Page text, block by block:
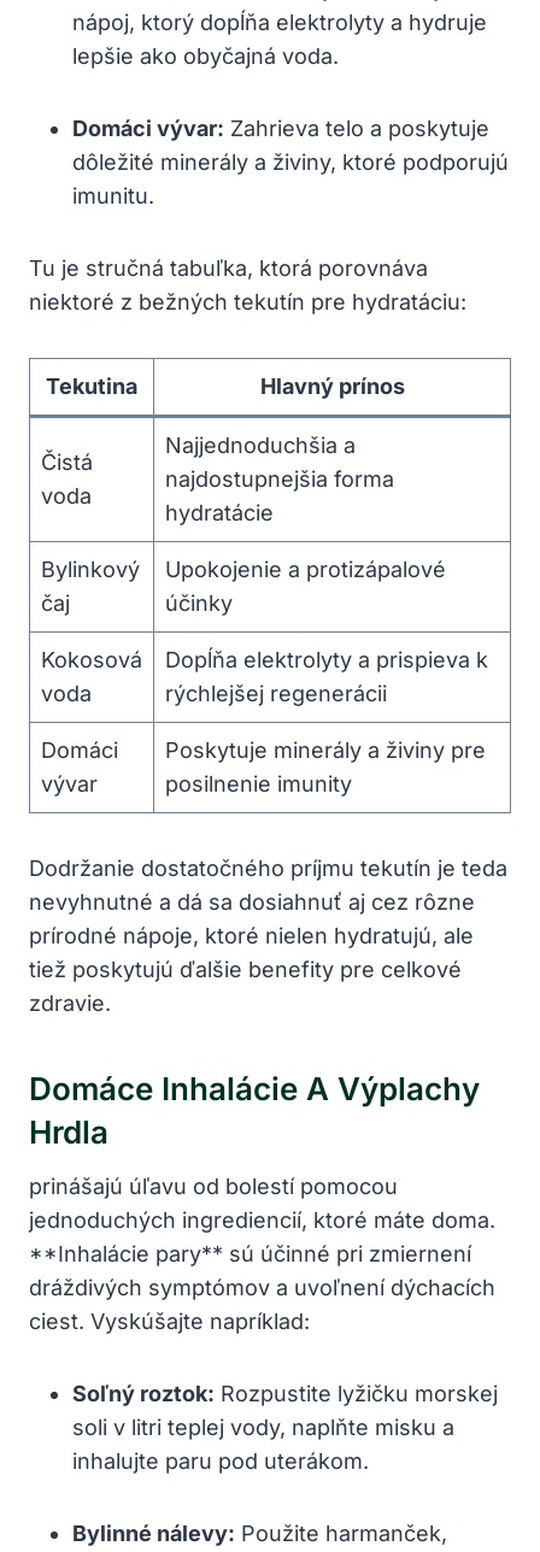
nápoj, ktorý dopĺňa elektrolyty a hydruje
lepšie ako obyčajná voda.
Domáci vývar: Zahrieva telo a poskytuje
dôležité minerály a živiny, ktoré podporujú
imunitu.
Tu je stručná tabuľka, ktorá porovnáva
niektoré z bežných tekutín pre hydratáciu:
Tekutina Hlavný prínos
Čistá
voda
Najjednoduchšia a
najdostupnejšia forma
hydratácie
Bylinkový
čaj
Upokojenie a protizápalové
účinky
Kokosová
voda
Dopĺňa elektrolyty a prispieva k
rýchlejšej regenerácii
Domáci
vývar
Poskytuje minerály a živiny pre
posilnenie imunity
Dodržanie dostatočného príjmu tekutín je teda
nevyhnutné a dá sa dosiahnuť aj cez rôzne
prírodné nápoje, ktoré nielen hydratujú, ale
tiež poskytujú ďalšie benefity pre celkové
zdravie.
Domáce Inhalácie A Výplachy
Hrdla
prinášajú úľavu od bolestí pomocou
jednoduchých ingrediencií, ktoré máte doma.
**Inhalácie pary** sú účinné pri zmiernení
dráždivých symptómov a uvoľnení dýchacích
ciest. Vyskúšajte napríklad:
Soľný roztok: Rozpustite lyžičku morskej
soli v litri teplej vody, naplňte misku a
inhalujte paru pod uterákom.
Bylinné nálevy: Použite harmanček,